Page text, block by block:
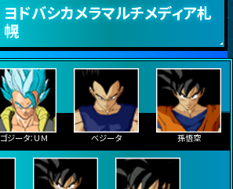
ヨドバシカメラマルチメディア札
幌
ゴジータ：ＵＭ ベジータ 孫悟空